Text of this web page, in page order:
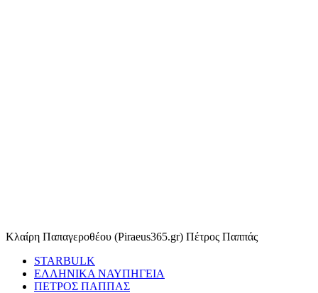
Κλαίρη Παπαγεροθέου (Piraeus365.gr) Πέτρος Παππάς
STARBULK
ΕΛΛΗΝΙΚΑ ΝΑΥΠΗΓΕΙΑ
ΠΕΤΡΟΣ ΠΑΠΠΑΣ